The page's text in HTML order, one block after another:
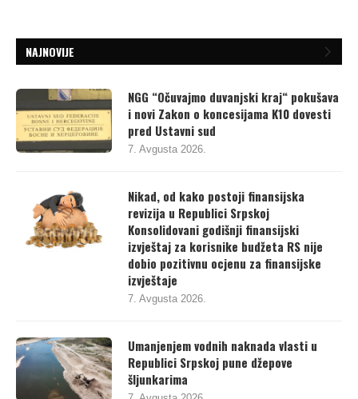
NAJNOVIJE
NGG “Očuvajmo duvanjski kraj“ pokušava
i novi Zakon o koncesijama K10 dovesti
pred Ustavni sud
Nikad, od kako postoji finansijska
revizija u Republici Srpskoj
Konsolidovani godišnji finansijski
izvještaj za korisnike budžeta RS nije
dobio pozitivnu ocjenu za finansijske
izvještaje
Umanjenjem vodnih naknada vlasti u
Republici Srpskoj pune džepove